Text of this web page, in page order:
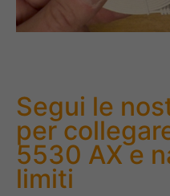
Segui le
per
5530 AX e
limiti